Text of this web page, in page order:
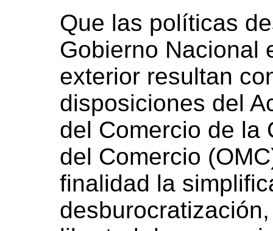
Que las políticas
Gobierno Nacional
exterior resultan
disposiciones del
del Comercio de la
del Comercio
finalidad la